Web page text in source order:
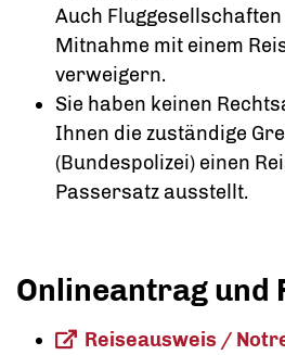
Auch
Mitnahme mit einem
verweigern.
Sie haben keinen
Ihnen die zuständige
(Bundespolizei) einen
Passersatz ausstellt.
Onlineantrag und
Reiseausweis /